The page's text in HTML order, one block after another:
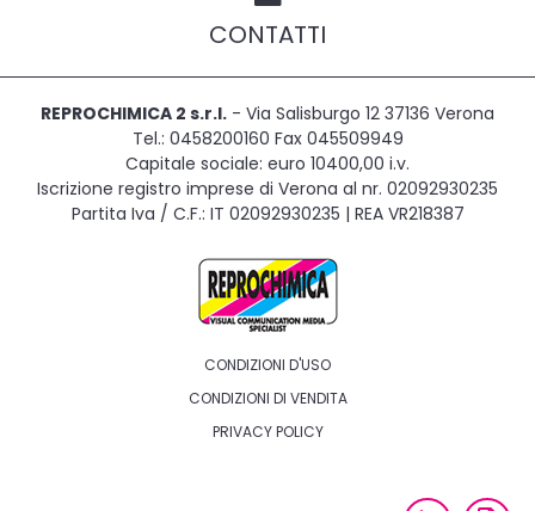
CONTATTI
REPROCHIMICA 2 s.r.l. - Via Salisburgo 12 37136 Verona
Tel.: 0458200160 Fax 045509949
Capitale sociale: euro 10400,00 i.v.
Iscrizione registro imprese di Verona al nr. 02092930235
Partita Iva / C.F.: IT 02092930235 | REA VR218387
CONDIZIONI D'USO
CONDIZIONI DI VENDITA
PRIVACY POLICY